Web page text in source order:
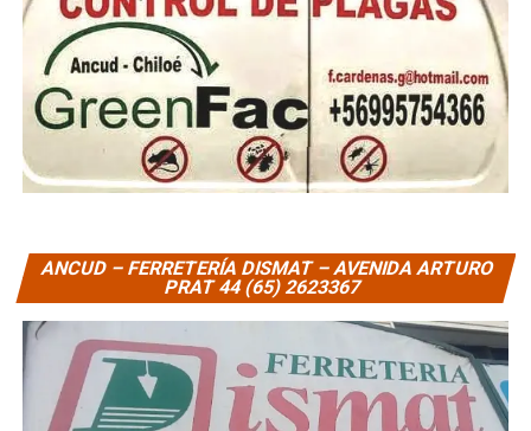
ANCUD – FERRETERÍA DISMAT – AVENIDA ARTURO
PRAT 44 (65) 2623367